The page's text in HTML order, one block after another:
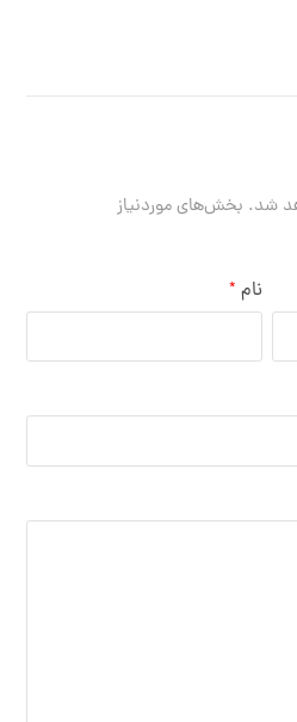
شد. بخش‌های موردنیاز
نام *